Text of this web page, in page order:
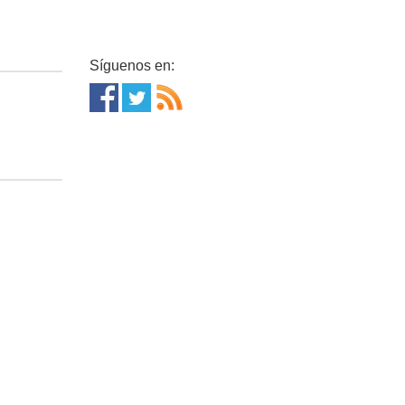
Síguenos en: